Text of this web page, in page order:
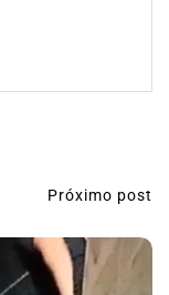
Próximo post